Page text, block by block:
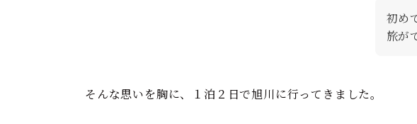
初め
旅が
そんな思いを胸に、１泊２日で旭川に行ってきました。